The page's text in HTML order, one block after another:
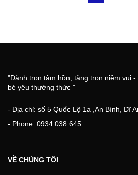
"Dành trọn tâm hồn, tặng trọn niềm vui
bé yêu thưởng thức "
- Địa chỉ: số 5 Quốc Lộ 1a ,An Bình, Dĩ
- Phone: 0934 038 645
VỀ CHÚNG TÔI